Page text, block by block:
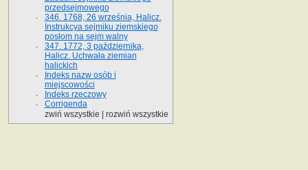
przedsejmowego
346. 1768, 26 września, Halicz.
Instrukcya sejmiku ziemskiego
posłom na sejm walny
347. 1772, 3 października,
Halicz. Uchwała ziemian
halickich
Indeks nazw osób i
miejscowości
Indeks rzeczowy
Corrigenda
zwiń wszystkie
rozwiń wszystkie